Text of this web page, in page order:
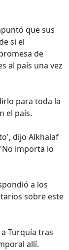
que sus
si el
de
al país una vez
para toda la
el país.
dijo Alkhalaf
importa lo
a los
sobre este
Turquía tras
allí.